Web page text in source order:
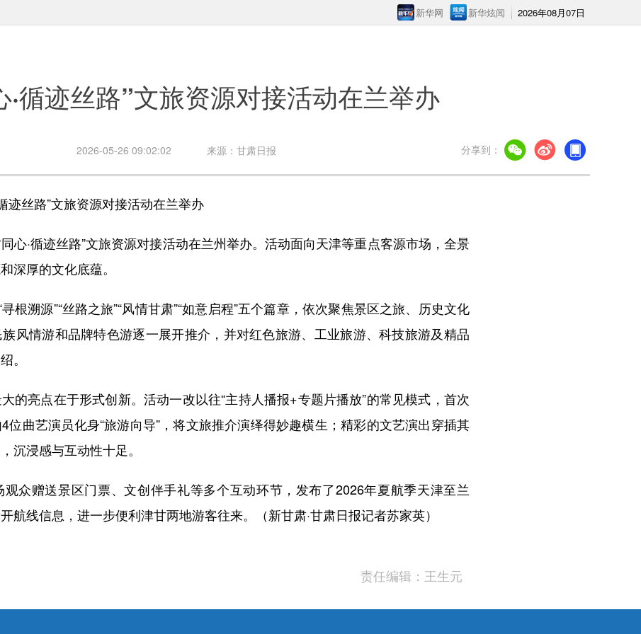
2026年08月07日
新华炫闻
新华网
·循迹丝路”文旅资源对接活动在兰举办
2026-05-26 09:02:02 来源：甘肃日报 分享到：
丝路”文旅资源对接活动在兰举办
·循迹丝路”文旅资源对接活动在兰州举办。活动面向天津等重点客源市场，全景
深厚的文化底蕴。
溯源”“丝路之旅”“风情甘肃”“如意启程”五个篇章，依次聚焦景区之旅、历史文化
风情游和品牌特色游逐一展开推介，并对红色旅游、工业旅游、科技旅游及精品
。
亮点在于形式创新。活动一改以往“主持人播报+专题片播放”的常见模式，首次
位曲艺演员化身“旅游向导”，将文旅推介演绎得妙趣横生；精彩的文艺演出穿插其
沉浸感与互动性十足。
赠送景区门票、文创伴手礼等多个互动环节，发布了2026年夏航季天津至兰
航线信息，进一步便利津甘两地游客往来。（新甘肃·甘肃日报记者苏家英）
责任编辑：王生元